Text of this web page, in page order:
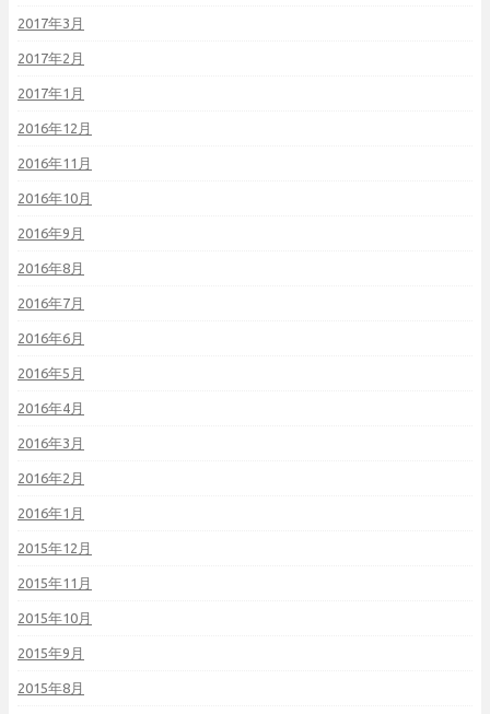
2017年3月
2017年2月
2017年1月
2016年12月
2016年11月
2016年10月
2016年9月
2016年8月
2016年7月
2016年6月
2016年5月
2016年4月
2016年3月
2016年2月
2016年1月
2015年12月
2015年11月
2015年10月
2015年9月
2015年8月